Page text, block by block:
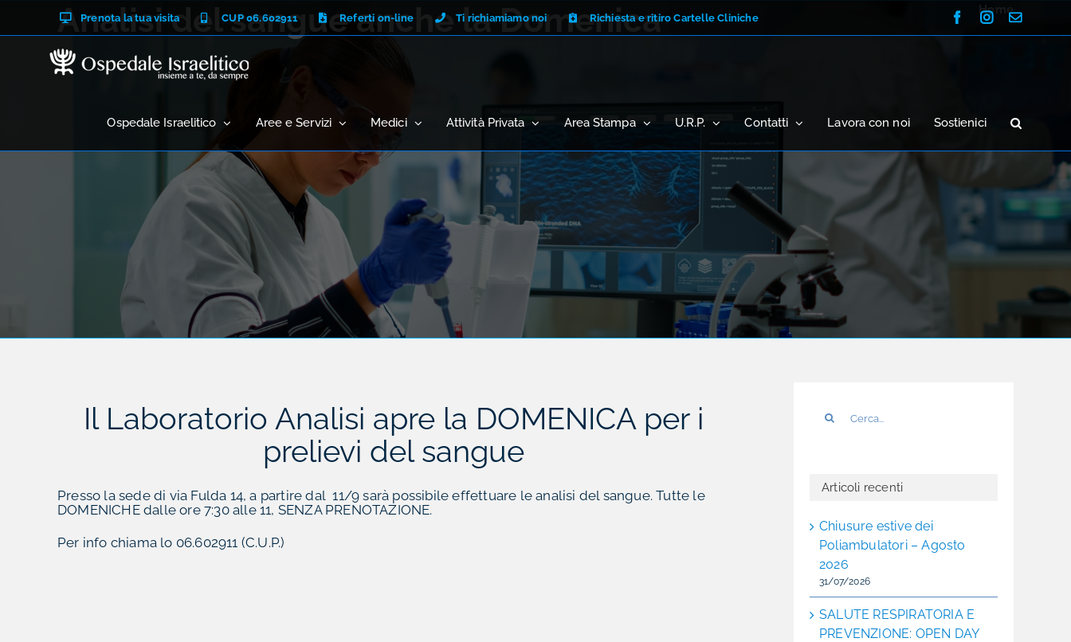
contenuto
Prenota la tua visita CUP 06.602911 Referti on-line Ti richiamiamo noi Richiesta e ritiro Cartelle Cliniche FacebookInstagram
Email
Ospedale Israelitico Aree e Servizi Medici Attività Privata Area Stampa U.R.P. Contatti Lavora con noi Sostienici
Analisi del sangue anche la Domenica Home
Il Laboratorio Analisi apre la DOMENICA per i
prelievi del sangue
Presso la sede di via Fulda 14, a partire dal 11/9 sarà possibile effettuare le analisi del sangue. Tutte le
DOMENICHE dalle ore 7:30 alle 11, SENZA PRENOTAZIONE.
Per info chiama lo 06.602911 (C.U.P.)
per:
Articoli recenti
Chiusure estive dei
Poliambulatori – Agosto
2026
31/07/2026
SALUTE RESPIRATORIA E
PREVENZIONE: OPEN DAY